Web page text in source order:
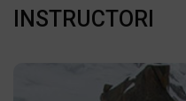
INSTRUCTORI